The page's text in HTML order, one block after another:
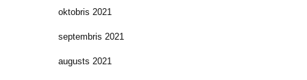
oktobris 2021
septembris 2021
augusts 2021